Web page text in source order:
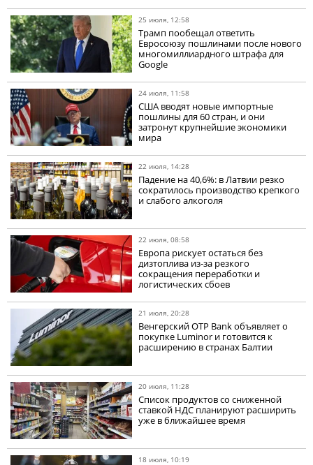
25 июля, 12:58
Трамп пообещал ответить
Евросоюзу пошлинами после нового
многомиллиардного штрафа для
Google
24 июля, 11:58
США вводят новые импортные
пошлины для 60 стран, и они
затронут крупнейшие экономики
мира
22 июля, 14:28
Падение на 40,6%: в Латвии резко
сократилось производство крепкого
и слабого алкоголя
22 июля, 08:58
Европа рискует остаться без
дизтоплива из-за резкого
сокращения переработки и
логистических сбоев
21 июля, 20:28
Венгерский OTP Bank объявляет о
покупке Luminor и готовится к
расширению в странах Балтии
20 июля, 11:28
Список продуктов со сниженной
ставкой НДС планируют расширить
уже в ближайшее время
18 июля, 10:19